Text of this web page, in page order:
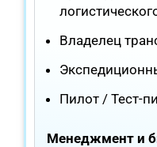
Владелец
Пилот / Тест-
Менеджмент и